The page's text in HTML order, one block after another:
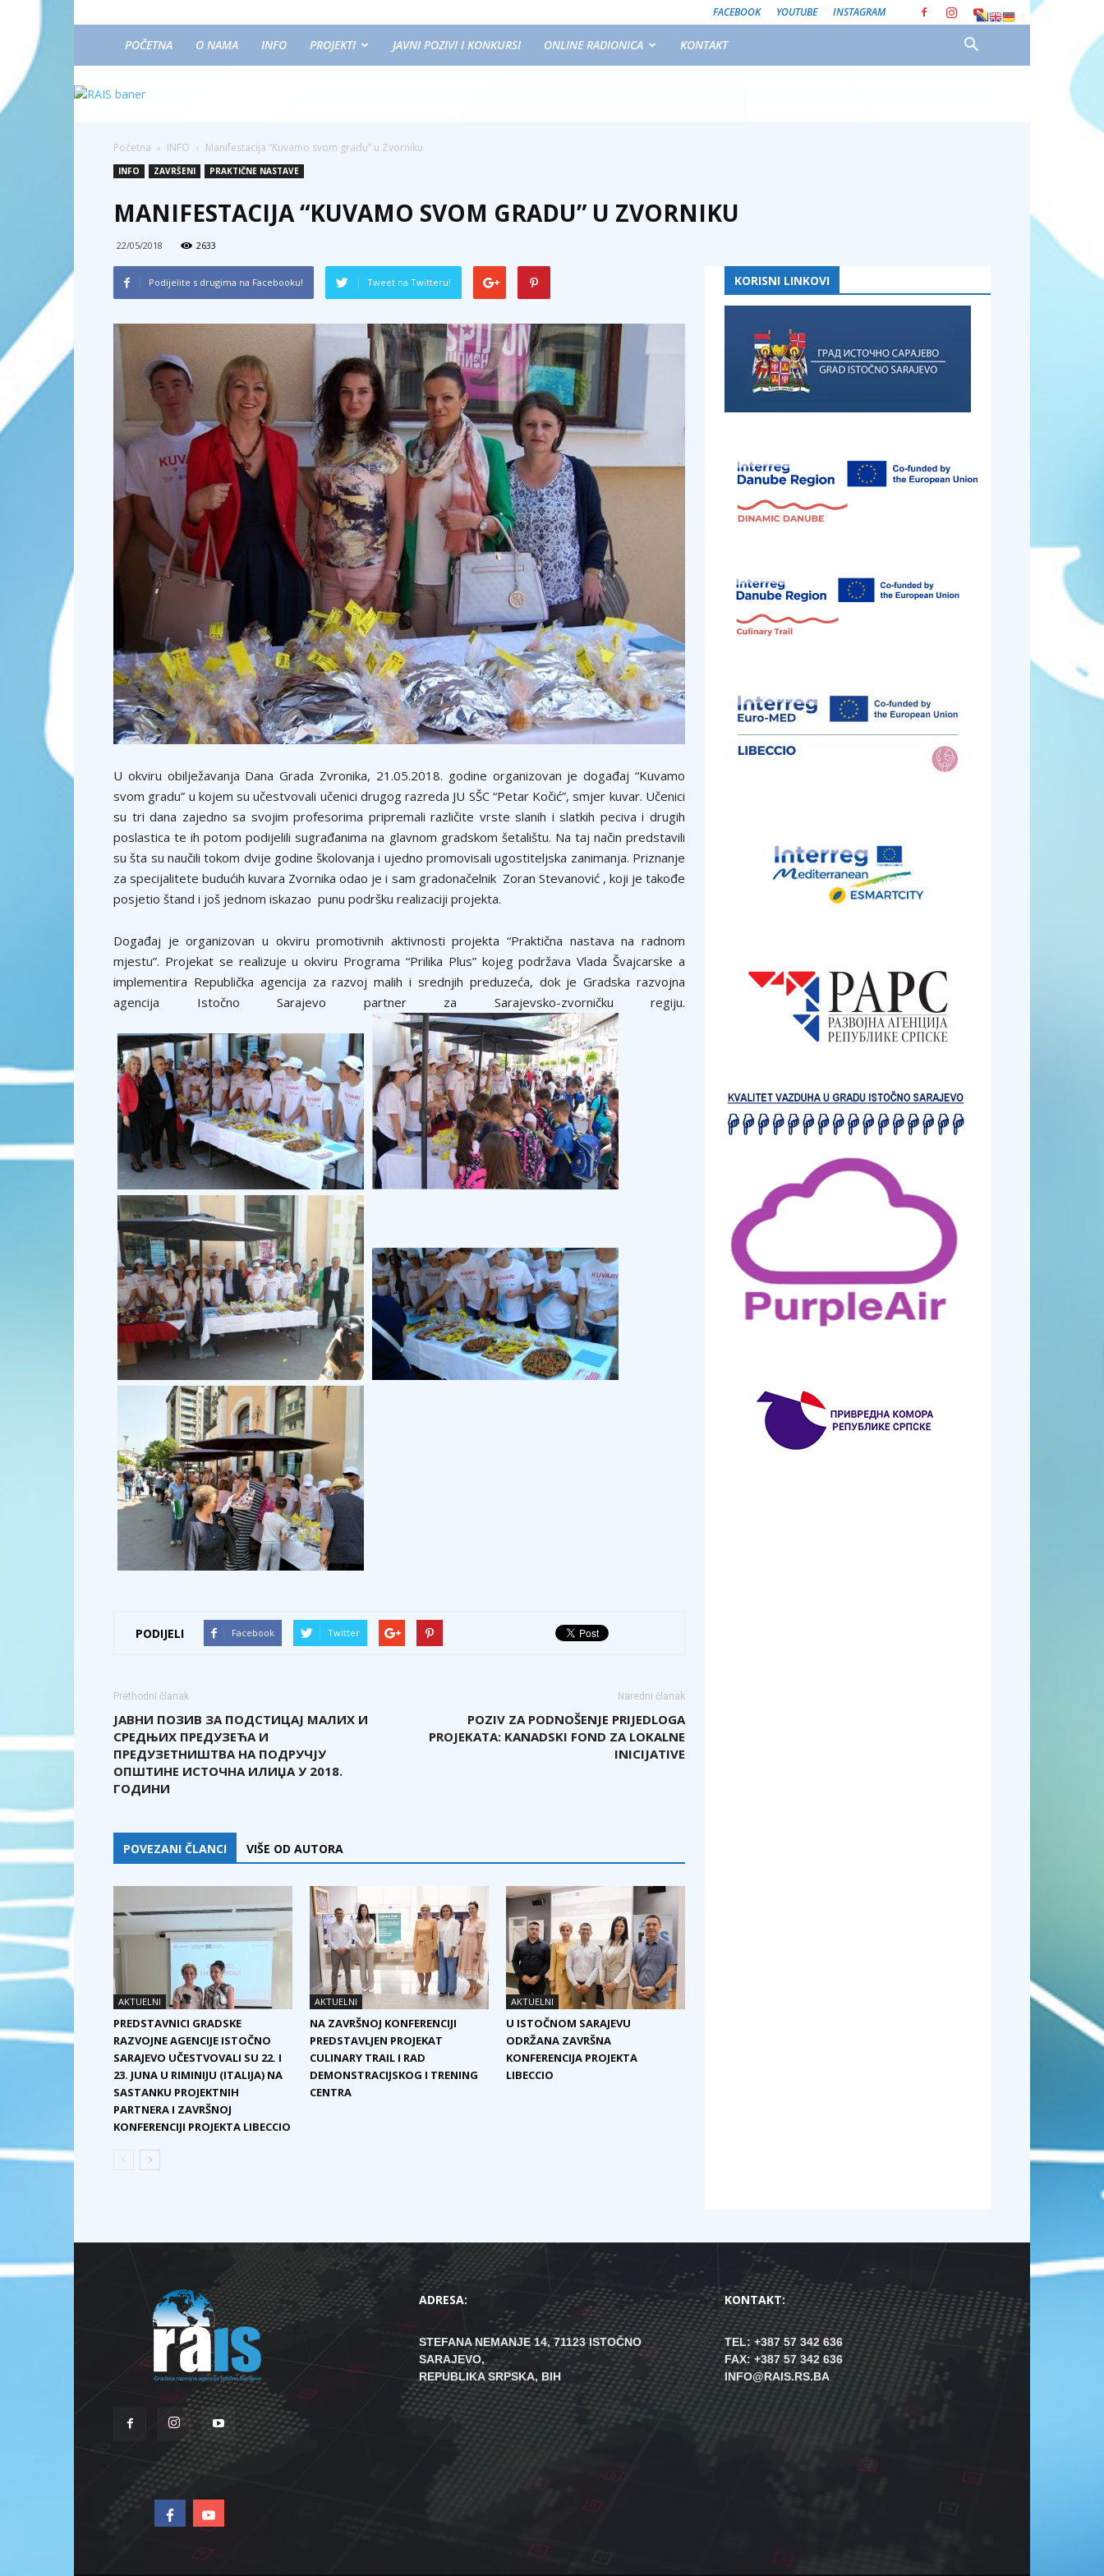
FACEBOOK YOUTUBE INSTAGRAM
POČETNA O NAMA INFO PROJEKTI JAVNI POZIVI I KONKURSI ONLINE RADIONICA KONTAKT
Početna INFO Manifestacija “Kuvamo svom gradu” u Zvorniku
INFO ZAVRŠENI PRAKTIČNE NASTAVE
MANIFESTACIJA “KUVAMO SVOM GRADU” U ZVORNIKU
22/05/2018 2633
Podijelite s drugima na Facebooku! Tweet na Twitteru!
U okviru obilježavanja Dana Grada Zvronika, 21.05.2018. godine organizovan je događaj “Kuvamo
svom gradu” u kojem su učestvovali učenici drugog razreda JU SŠC “Petar Kočić”, smjer kuvar. Učenici
su tri dana zajedno sa svojim profesorima pripremali različite vrste slanih i slatkih peciva i drugih
poslastica te ih potom podijelili sugrađanima na glavnom gradskom šetalištu. Na taj način predstavili
su šta su naučili tokom dvije godine školovanja i ujedno promovisali ugostiteljska zanimanja. Priznanje
za specijalitete budućih kuvara Zvornika odao je i sam gradonačelnik Zoran Stevanović , koji je takođe
posjetio štand i još jednom iskazao punu podršku realizaciji projekta.
Događaj je organizovan u okviru promotivnih aktivnosti projekta “Praktična nastava na radnom
mjestu”. Projekat se realizuje u okviru Programa “Prilika Plus” kojeg podržava Vlada Švajcarske a
implementira Republička agencija za razvoj malih i srednjih preduzeća, dok je Gradska razvojna
agencija Istočno Sarajevo partner za Sarajevsko-zvorničku regiju.
PODIJELI Facebook Twitter
Prethodni članak
ЈАВНИ ПОЗИВ ЗА ПОДСТИЦАЈ МАЛИХ И
СРЕДЊИХ ПРЕДУЗЕЋА И
ПРЕДУЗЕТНИШТВА НА ПОДРУЧЈУ
OПШТИНЕ ИСТОЧНА ИЛИЏА У 2018.
ГОДИНИ
Naredni članak
POZIV ZA PODNOŠENJE PRIJEDLOGA
PROJEKATA: KANADSKI FOND ZA LOKALNE
INICIJATIVE
POVEZANI ČLANCI VIŠE OD AUTORA
AKTUELNI
PREDSTAVNICI GRADSKE
RAZVOJNE AGENCIJE ISTOČNO
SARAJEVO UČESTVOVALI SU 22. I
23. JUNA U RIMINIJU (ITALIJA) NA
SASTANKU PROJEKTNIH
PARTNERA I ZAVRŠNOJ
KONFERENCIJI PROJEKTA LIBECCIO
AKTUELNI
NA ZAVRŠNOJ KONFERENCIJI
PREDSTAVLJEN PROJEKAT
CULINARY TRAIL I RAD
DEMONSTRACIJSKOG I TRENING
CENTRA
AKTUELNI
U ISTOČNOM SARAJEVU
ODRŽANA ZAVRŠNA
KONFERENCIJA PROJEKTA
LIBECCIO
KORISNI LINKOVI
ADRESA:
STEFANA NEMANJE 14, 71123 ISTOČNO
SARAJEVO,
REPUBLIKA SRPSKA, BIH
KONTAKT:
TEL: +387 57 342 636
FAX: +387 57 342 636
INFO@RAIS.RS.BA